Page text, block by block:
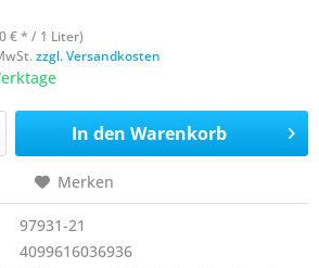
€ * / 1 Liter)
zzgl. Versandkosten
In den Warenkorb
Merken
97931-21
4099616036936